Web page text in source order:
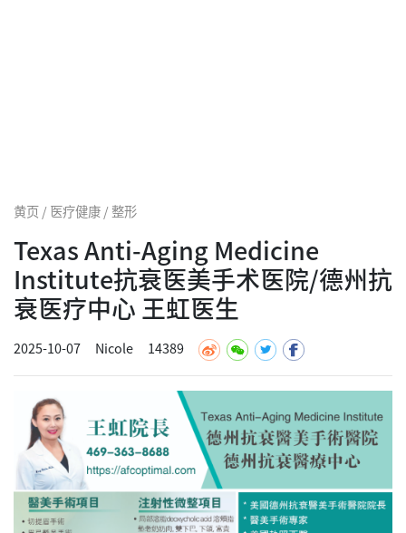
黄页 / 医疗健康 / 整形
Texas Anti-Aging Medicine
Institute抗衰医美手术医院/德州抗
衰医疗中心 王虹医生
2025-10-07 Nicole 14389